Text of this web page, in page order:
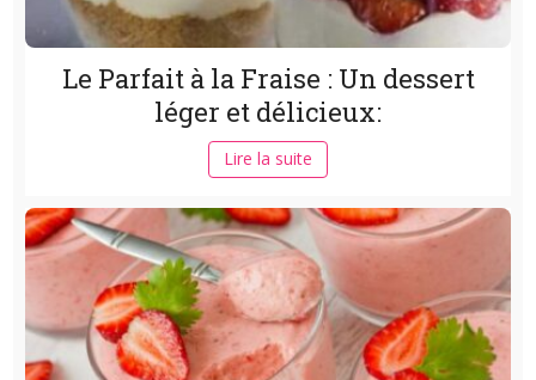
Le Parfait à la Fraise : Un dessert
léger et délicieux:
Lire la suite